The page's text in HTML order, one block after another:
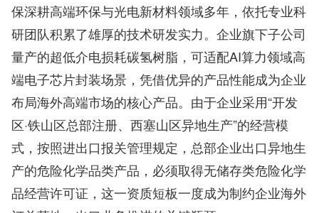
保深耕高端环保与光电新材料领域多年，依托专业科
研团队积累了雄厚的技术研发实力。企业旗下子公司
量产的超低介电损耗碳氢树脂，可适配AI算力领域高
端电子芯片封装场景，凭借优异的产品性能成为企业
布局海外高端市场的核心产品。由于企业采用“开发
区·铁山区总部注册、西塞山区异地生产”的经营模
式，按照进出口报关管理规定，总部企业出口异地生
产的危险化学品类产品，必须取得无储存类危险化学
品经营许可证，这一资质短板一度成为制约企业海外